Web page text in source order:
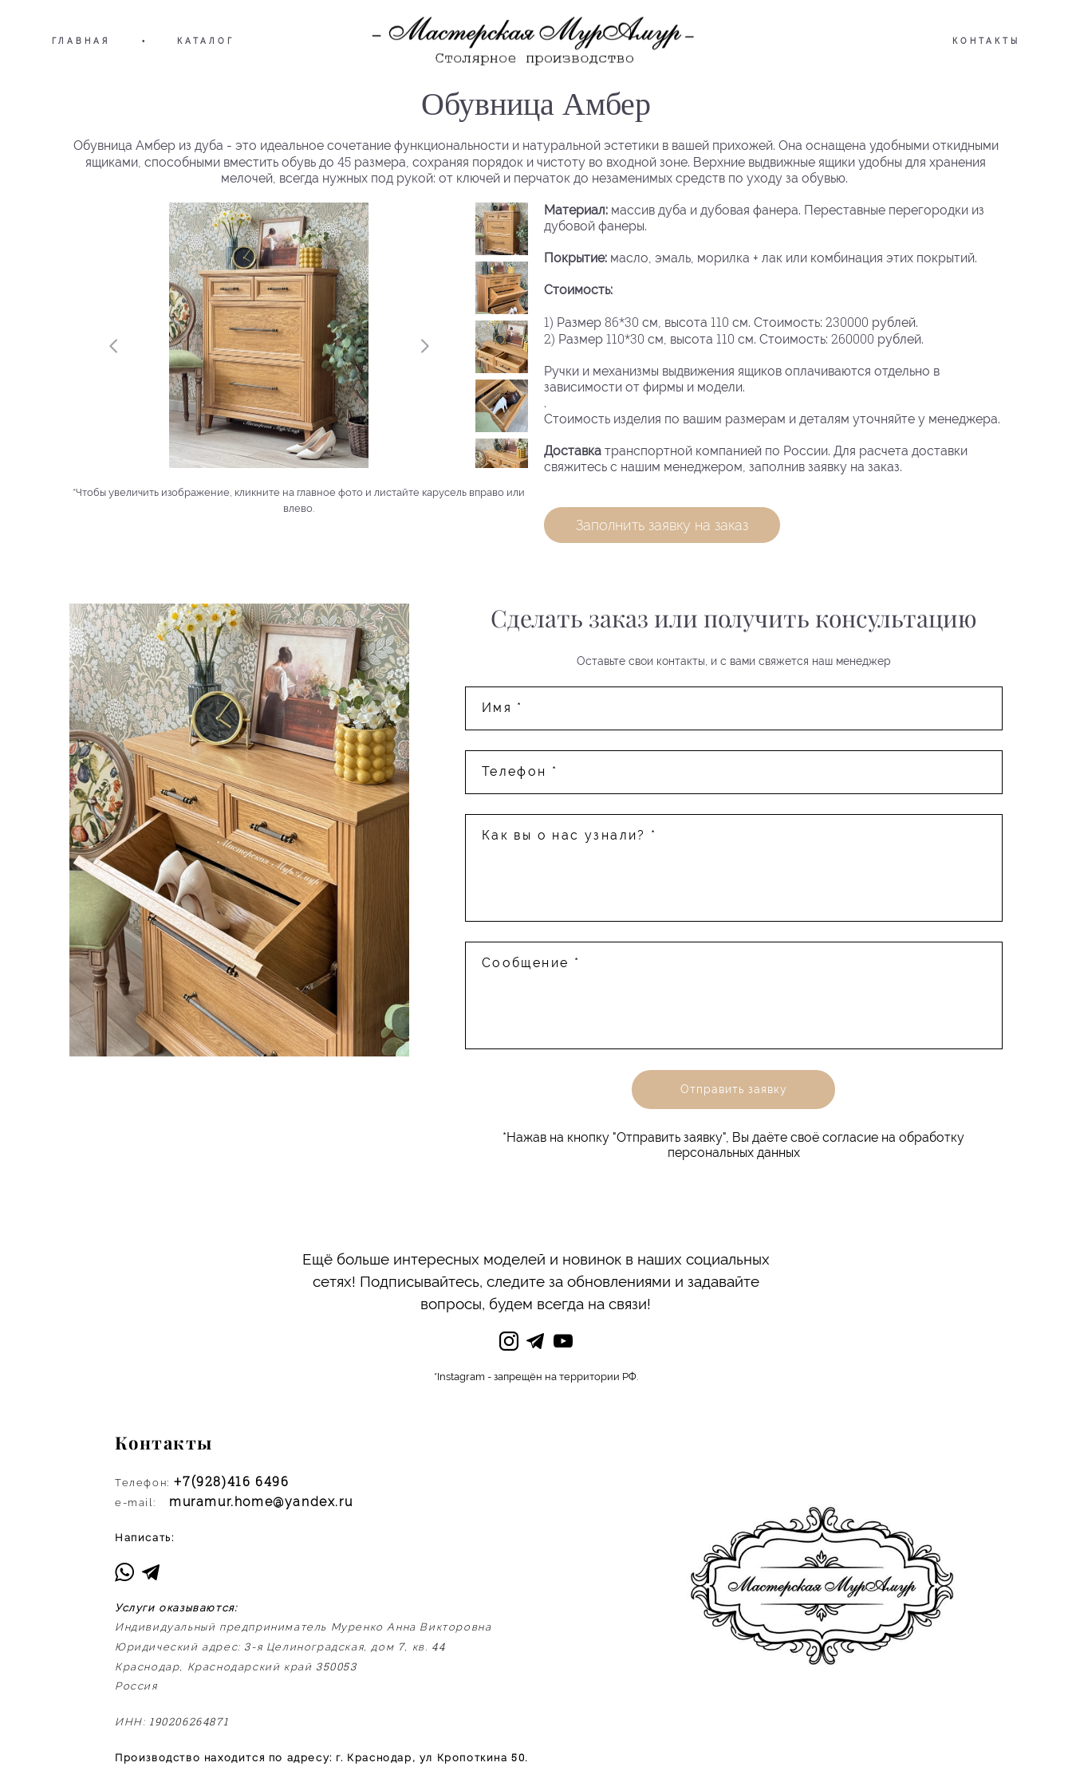
ГЛАВНАЯ • КАТАЛОГ КОНТАКТЫ
Обувница Амбер
Обувница Амбер из дуба - это идеальное сочетание функциональности и натуральной эстетики в вашей прихожей. Она оснащена удобными откидными
ящиками, способными вместить обувь до45 размера, сохраняя порядок и чистоту во входной зоне. Верхние выдвижные ящики удобны для хранения
мелочей, всегда нужных под рукой: от ключей и перчаток до незаменимых средств по уходу за обувью.
*Чтобы увеличить изображение, кликните на главное фото и листайте карусель вправо или
влево.
Материал:массив дуба и дубовая фанера. Переставные перегородки из
дубовой фанеры.
Покрытие:масло, эмаль, морилка + лак или комбинация этих покрытий.
Стоимость:
1) Размер 86*30 см, высота 110 см. Стоимость: 230000 рублей.
2) Размер 110*30 см, высота 110 см. Стоимость: 260000 рублей.
Ручки и механизмы выдвижения ящиков оплачиваются отдельно в
зависимости от фирмы и модели.
.
Стоимость изделия по вашим размерам и деталям уточняйте у менеджера.
Доставкатранспортной компанией по России. Для расчета доставки
свяжитесь с нашим менеджером, заполнив заявку на заказ.
Заполнить заявку на заказ
Сделать заказ или получить консультацию
Оставьте свои контакты, и с вами свяжется наш менеджер
Имя *
Телефон *
Как вы о нас узнали? *
Сообщение *
Отправить заявку
*Нажав на кнопку "Отправить заявку", Вы даёте своё согласие на обработку
персональных данных
Ещё больше интересных моделей и новинок в наших социальных
сетях! Подписывайтесь, следите за обновлениями и задавайте
вопросы, будем всегда на связи!
*Instagram - запрещён на территории РФ.
Контакты
Телефон: +7(928)416 6496
e-mail: muramur.home@yandex.ru
Написать:
Услуги оказываются:
Индивидуальный предприниматель Муренко Анна Викторовна
Юридический адрес: 3-я Целиноградская, дом 7, кв. 44
Краснодар, Краснодарский край 350053
Россия
ИНН: 190206264871
Производство находится по адресу: г. Краснодар, ул Кропоткина50.